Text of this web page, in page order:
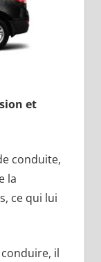
et
conduite,
la
ce qui lui
il